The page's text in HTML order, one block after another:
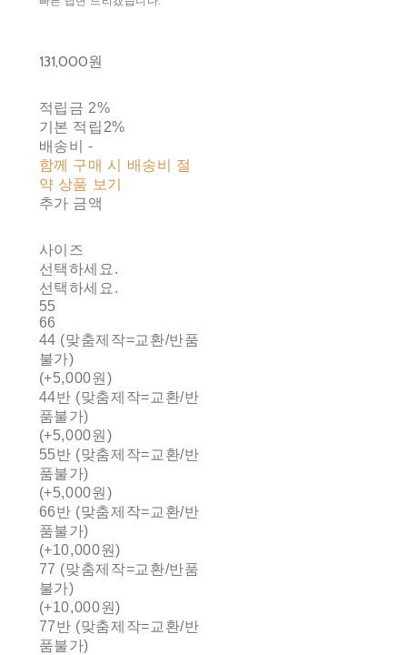
131,000원
적립금 2%
기본 적립 2%
배송비-
함께 구매 시 배송비 절
약 상품 보기
추가 금액
사이즈
선택하세요.
선택하세요.
55
66
44 (맞춤제작=교환/반품
불가)
(+5,000원)
44반 (맞춤제작=교환/반
품불가)
(+5,000원)
55반 (맞춤제작=교환/반
품불가)
(+5,000원)
66반 (맞춤제작=교환/반
품불가)
(+10,000원)
77 (맞춤제작=교환/반품
불가)
(+10,000원)
77반 (맞춤제작=교환/반
품불가)